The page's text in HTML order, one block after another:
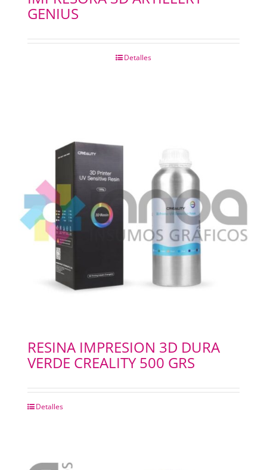
GENIUS
Detalles
RESINA IMPRESION 3D DURA
VERDE CREALITY 500 GRS
Detalles